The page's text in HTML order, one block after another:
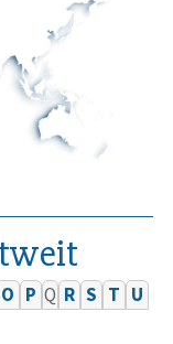
O P Q R S T U